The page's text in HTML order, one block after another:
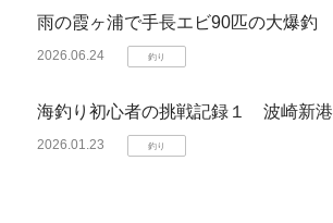
雨の霞ヶ浦で手長エビ90匹の大爆釣
2026.06.24 釣り
海釣り初心者の挑戦記録１ 波崎新港
2026.01.23 釣り